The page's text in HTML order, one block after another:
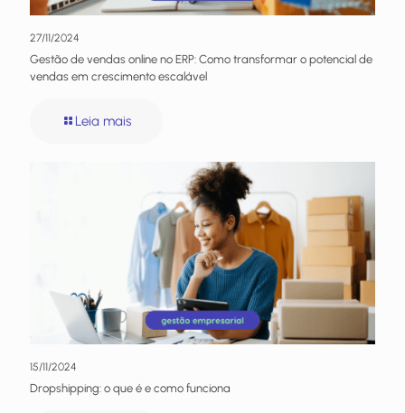
27/11/2024
Gestão de vendas online no ERP: Como transformar o potencial de
vendas em crescimento escalável
Leia mais
15/11/2024
Dropshipping: o que é e como funciona